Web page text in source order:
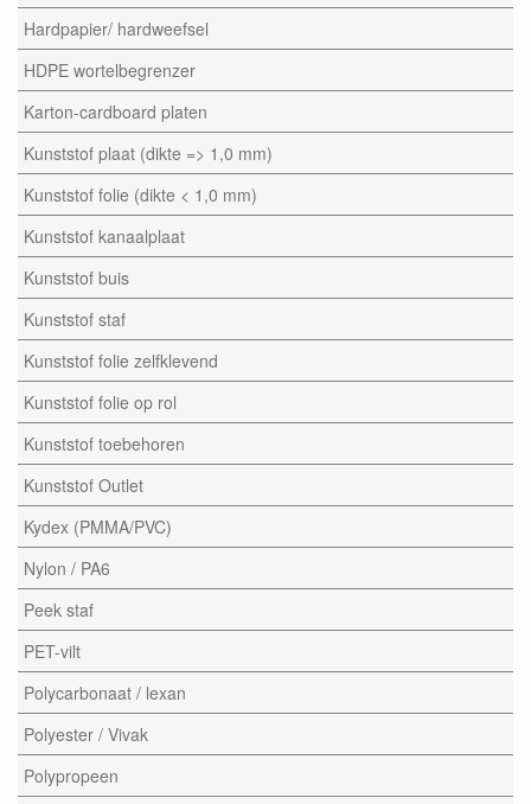
Hardpapier/ hardweefsel
HDPE wortelbegrenzer
Karton-cardboard platen
Kunststof plaat (dikte => 1,0 mm)
Kunststof folie (dikte < 1,0 mm)
Kunststof kanaalplaat
Kunststof buis
Kunststof staf
Kunststof folie zelfklevend
Kunststof folie op rol
Kunststof toebehoren
Kunststof Outlet
Kydex (PMMA/PVC)
Nylon / PA6
Peek staf
PET-vilt
Polycarbonaat / lexan
Polyester / Vivak
Polypropeen